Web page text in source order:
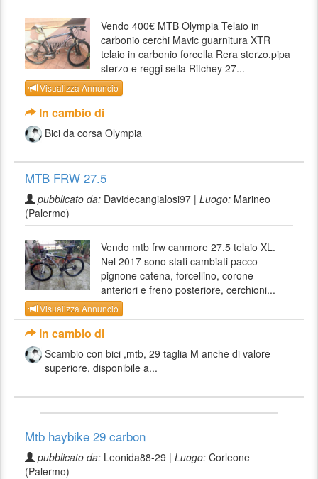
Vendo 400€ MTB Olympia Telaio in
carbonio cerchi Mavic guarnitura XTR
telaio in carbonio forcella Rera sterzo.pipa
sterzo e reggi sella Ritchey 27...
Visualizza Annuncio
In cambio di
Bici da corsa Olympia
MTB FRW 27.5
pubblicato da: Davidecangialosi97 | Luogo: Marineo
(Palermo)
Vendo mtb frw canmore 27.5 telaio XL.
Nel 2017 sono stati cambiati pacco
pignone catena, forcellino, corone
anteriori e freno posteriore, cerchioni...
Visualizza Annuncio
In cambio di
Scambio con bici ,mtb, 29 taglia M anche di valore
superiore, disponibile a...
Mtb haybike 29 carbon
pubblicato da: Leonida88-29 | Luogo: Corleone
(Palermo)